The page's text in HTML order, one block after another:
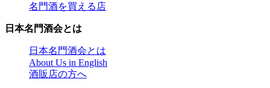
名門酒を買える店
日本名門酒会とは
日本名門酒会とは
About Us in English
酒販店の方へ